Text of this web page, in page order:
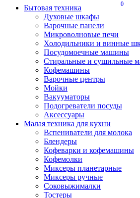
0
Бытовая техника
Духовые шкафы
Варочные панели
Микроволновые печи
Холодильники и винные
Посудомоечные машины
Стиральные и сушильные
Кофемашины
Варочные центры
Мойки
Вакууматоры
Подогреватели посуды
Аксессуары
Малая техника для кухни
Вспениватели для молока
Блендеры
Кофеварки и кофемашины
Кофемолки
Миксеры планетарные
Миксеры ручные
Соковыжималки
Тостеры